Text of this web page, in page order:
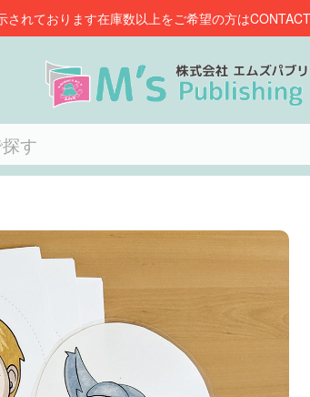
されております在庫数以上をご希望の方は